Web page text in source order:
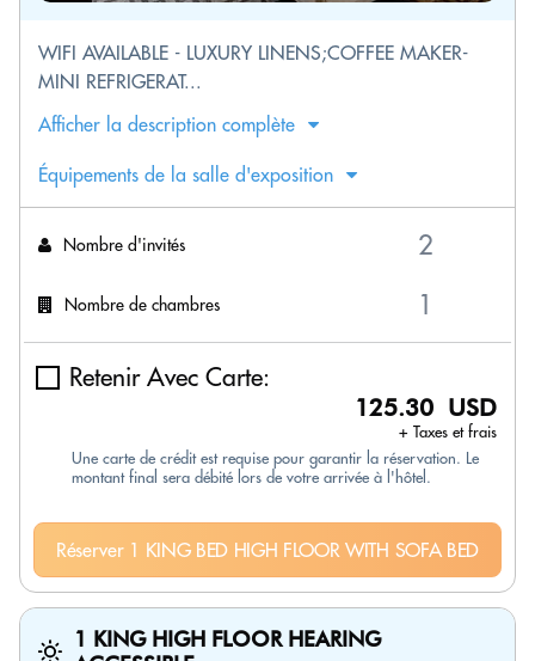
WIFI AVAILABLE - LUXURY LINENS;COFFEE MAKER-
MINI REFRIGERAT...
Afficher la description complète
Équipements de la salle d'exposition
Nombre d'invités
Nombre de chambres
Retenir Avec Carte:
125.30 USD
+ Taxes et frais
Une carte de crédit est requise pour garantir la réservation. Le
montant final sera débité lors de votre arrivée à l'hôtel.
Réserver 1 KING BED HIGH FLOOR WITH SOFA BED
1 KING HIGH FLOOR HEARING